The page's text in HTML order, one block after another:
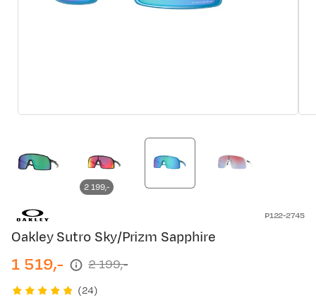
2 199,-
P122-2745
Oakley Sutro Sky/Prizm Sapphire
discounted
price
1 519,-
original
price
2 199,-
(24)